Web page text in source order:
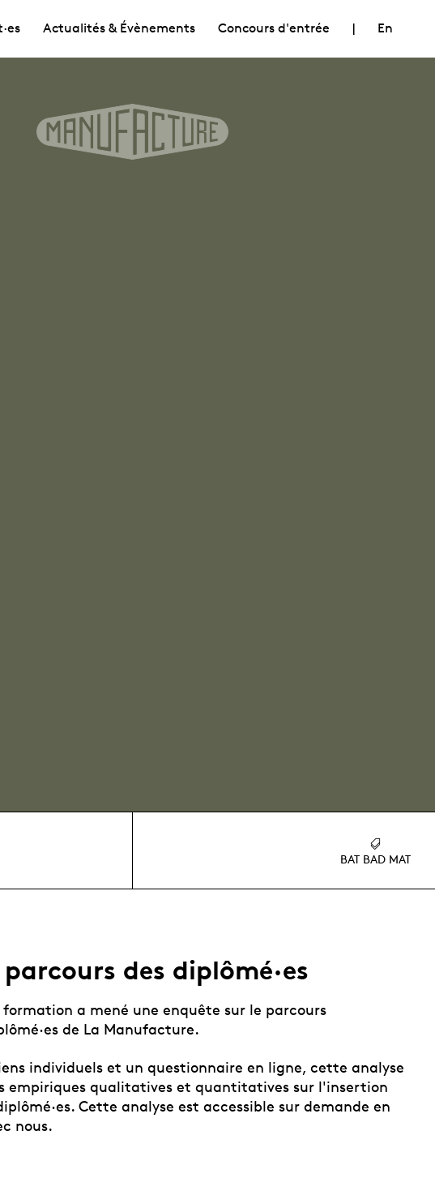
Actualités & Évènements Concours d'entrée | En
BAT BAD MAT
des diplômé·es
a mené une enquête sur le parcours
de La Manufacture.
individuels et un questionnaire en ligne, cette analyse
empiriques qualitatives et quantitatives sur l'insertion
Cette analyse est accessible sur demande en
nous.